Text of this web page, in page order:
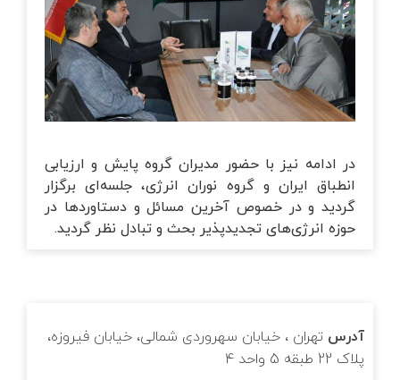
در ادامه نیز با حضور مدیران گروه پایش و ارزیابی
انطباق ایران و گروه نوران انرژی، جلسه‌ای برگزار
گردید و در خصوص آخرین مسائل و دستاوردها در
حوزه انرژی‌های تجدیدپذیر بحث و تبادل نظر گردید.
آدرس تهران ، خیابان سهروردی شمالی، خیابان فیروزه،
پلاک 22 طبقه 5 واحد 4